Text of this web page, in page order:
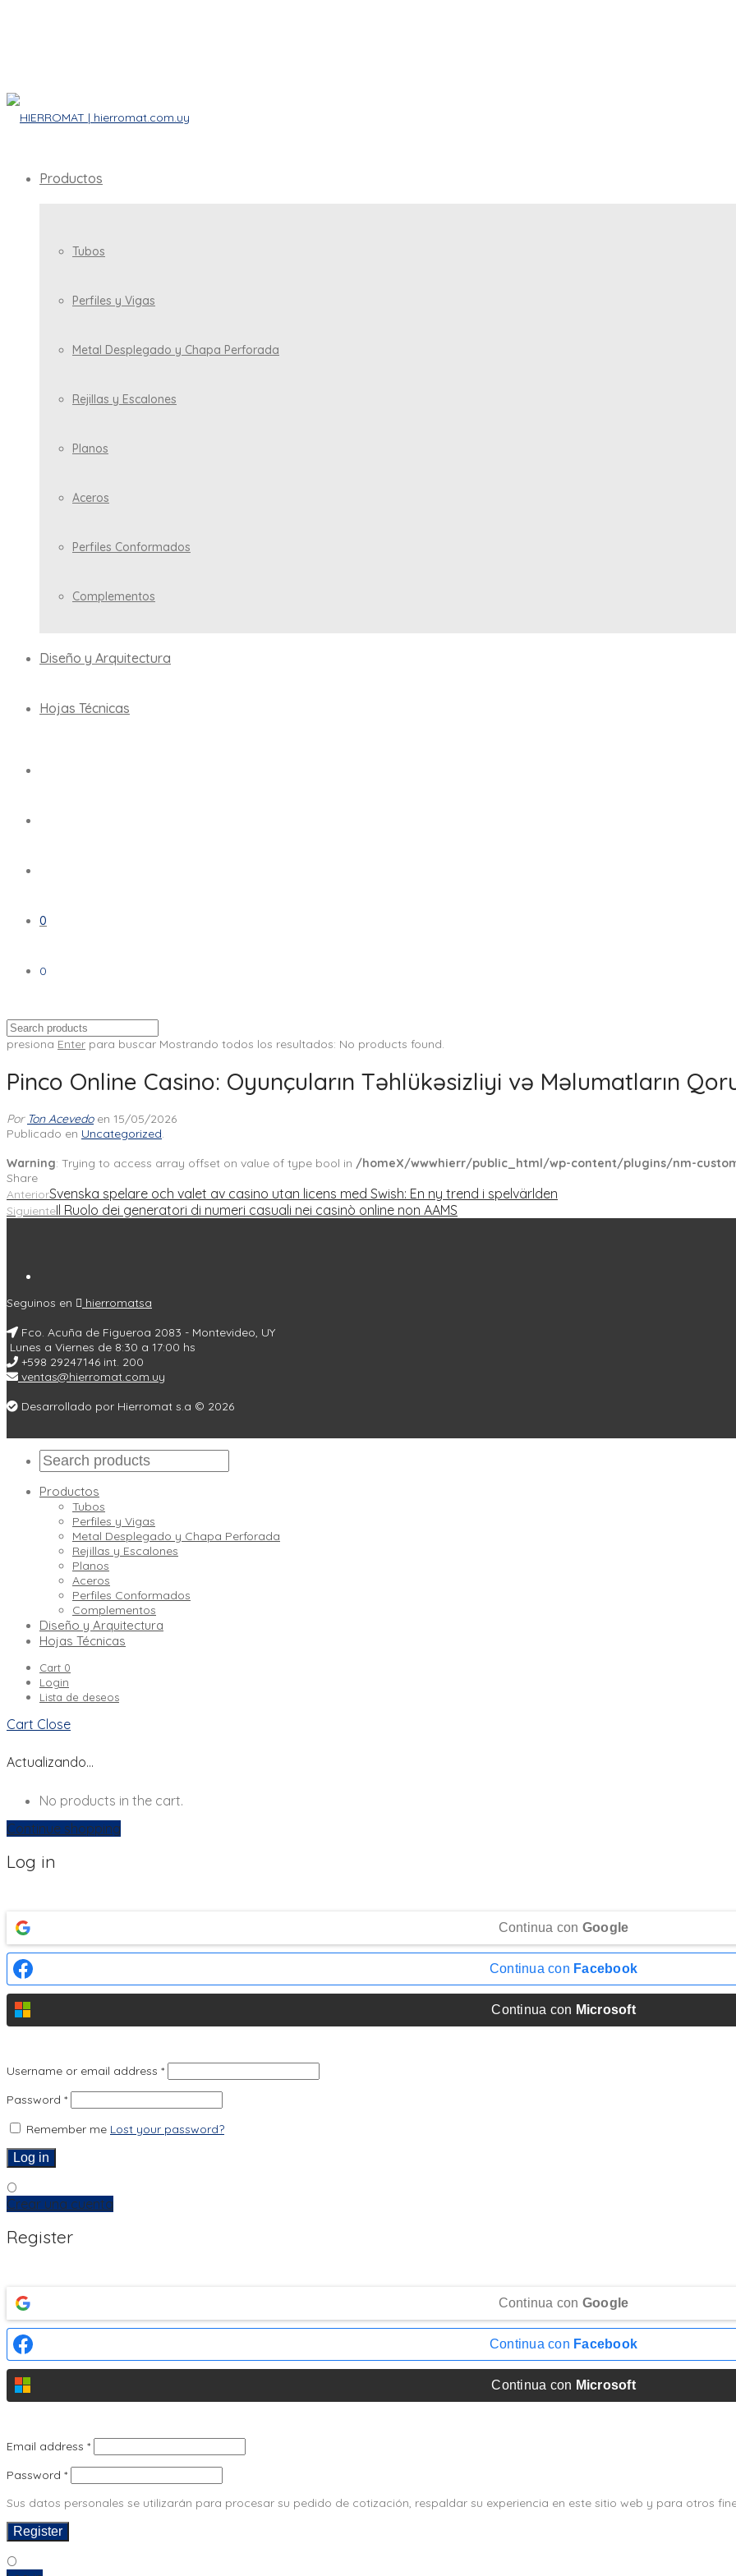
Productos
Tubos
Perfiles y Vigas
Metal Desplegado y Chapa Perforada
Rejillas y Escalones
Planos
Aceros
Perfiles Conformados
Complementos
Diseño y Arquitectura
Hojas Técnicas
0
0
presiona Enter para buscar Mostrando todos los resultados: No products found.
Pinco Online Casino: Oyunçuların Təhlükəsizliyi və Məlumatların
Por Ton Acevedo en 15/05/2026
Publicado en Uncategorized
Warning: Trying to access array offset on value of type bool in /homeX/wwwhierr/public_html/wp-content/plugins/nm-
Share
AnteriorSvenska spelare och valet av casino utan licens med Swish: En ny trend i spelvärlden
SiguienteIl Ruolo dei generatori di numeri casuali nei casinò online non AAMS
Seguinos en
hierromatsa
Fco. Acuña de Figueroa 2083 - Montevideo, UY
Lunes a Viernes de 8:30 a 17:00 hs
+598 29247146 int. 200
ventas@hierromat.com.uy
Desarrollado por Hierromat s.a © 2026
Productos
Tubos
Perfiles y Vigas
Metal Desplegado y Chapa Perforada
Rejillas y Escalones
Planos
Aceros
Perfiles Conformados
Complementos
Diseño y Arquitectura
Hojas Técnicas
Cart 0
Login
Lista de deseos
Cart Close
Actualizando…
No products in the cart.
Continue shopping
Log in
Continua con Google
Continua con Facebook
Continua con Microsoft
Username or email address *
Password *
Remember me Lost your password?
Log in
O
Crear una cuenta
Register
Continua con Google
Continua con Facebook
Continua con Microsoft
Email address *
Password *
Sus datos personales se utilizarán para procesar su pedido de cotización, respaldar su experiencia en este sitio web y para otros
Register
O